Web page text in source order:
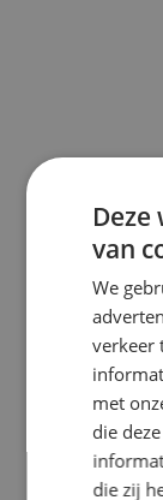
van
We
verkeer
met
die
die zij